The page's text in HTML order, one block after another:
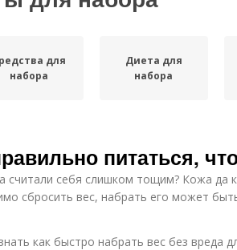
для
набора
Диета для
набора
питаться,
считали себя слишком тощим? Кожа да
сбросить вес, набрать его может
как быстро набрать вес без вреда